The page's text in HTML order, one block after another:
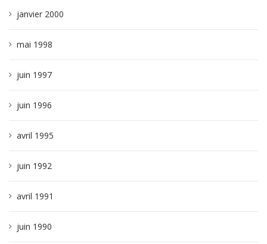
janvier 2000
mai 1998
juin 1997
juin 1996
avril 1995
juin 1992
avril 1991
juin 1990